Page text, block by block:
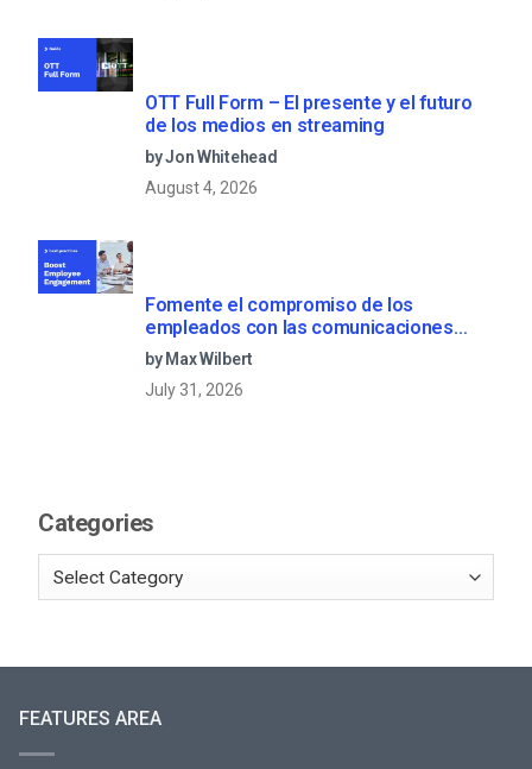
OTT Full Form – El presente y el futuro
de los medios en streaming
by Jon Whitehead
August 4, 2026
Fomente el compromiso de los
empleados con las comunicaciones
corporativas en directo
by Max Wilbert
July 31, 2026
Categories
FEATURES AREA